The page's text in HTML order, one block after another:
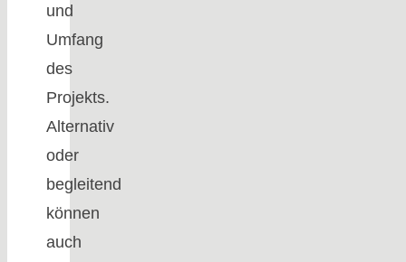
und
Umfang
des
Projekts.
Alternativ
oder
begleitend
können
auch